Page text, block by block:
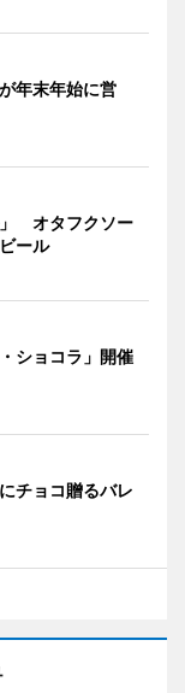
年末年始に営
」 オタフクソー
ール
ショコラ」開催
チョコ贈るバレ